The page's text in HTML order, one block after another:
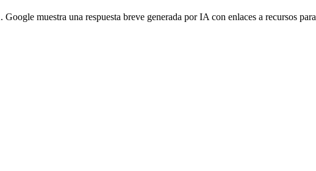
Google muestra una respuesta breve generada por IA con enlaces a recursos